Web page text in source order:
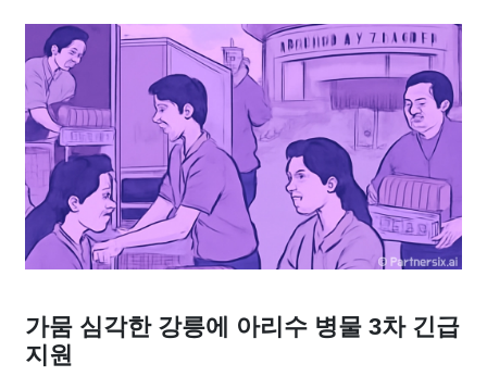
대출 자동차 취미 여행 맛집 IT 컴퓨터 기술
종교 사회 정치 건강 의료 경제 마케팅
부동산 외국어 교육 교통 생활 기타
가뭄 심각한 강릉에 아리수 병물 3차 긴급
지원